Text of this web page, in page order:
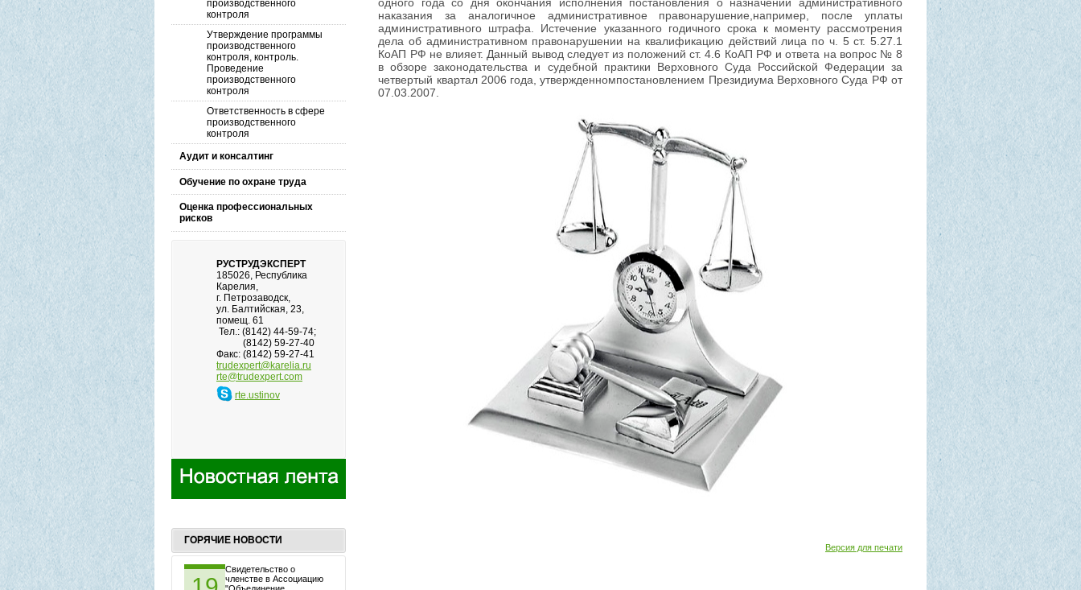
производственного
контроля
Утверждение программы
производственного
контроля, контроль.
Проведение
производственного
контроля
Ответственность в сфере
производственного
контроля
Аудит и консалтинг
Обучение по охране труда
Оценка профессиональных
рисков
РУСТРУДЭКСПЕРТ
185026, Республика
Карелия,
г. Петрозаводск,
ул. Балтийская, 23,
помещ. 61
Тел.: (8142) 44-59-74;
(8142) 59-27-40
Факс: (8142) 59-27-41
trudexpert@karelia.ru
rte@trudexpert.com
rte.ustinov
ГОРЯЧИЕ НОВОСТИ
Свидетельство о
членстве в Ассоциацию
одного года со дня окончания исполнения постановления о назначении административного
наказания за аналогичное административное правонарушение,например, после уплаты
административного штрафа. Истечение указанного годичного срока к моменту рассмотрения
дела об административном правонарушении на квалификацию действий лица по ч. 5 ст. 5.27.1
КоАП РФ не влияет. Данный вывод следует из положений ст. 4.6 КоАП РФ и ответа на вопрос № 8
в обзоре законодательства и судебной практики Верховного Суда Российской Федерации за
четвертый квартал 2006 года, утвержденномпостановлением Президиума Верховного Суда РФ от
07.03.2007.
Версия для печати